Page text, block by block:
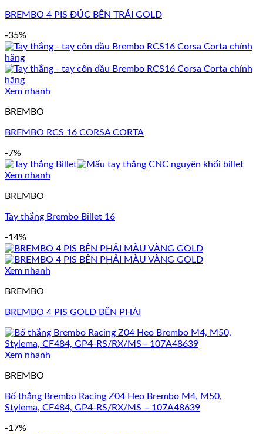
BREMBO 4 PIS ĐÚC BÊN TRÁI GOLD
-35%
Xem nhanh
BREMBO
BREMBO RCS 16 CORSA CORTA
-7%
Xem nhanh
BREMBO
Tay thắng Brembo Billet 16
-14%
Xem nhanh
BREMBO
BREMBO 4 PIS GOLD BÊN PHẢI
Xem nhanh
BREMBO
Bố thắng Brembo Racing Z04 Heo Brembo M4, M50,
Stylema, CF484, GP4-RS/RX/MS – 107A48639
-17%